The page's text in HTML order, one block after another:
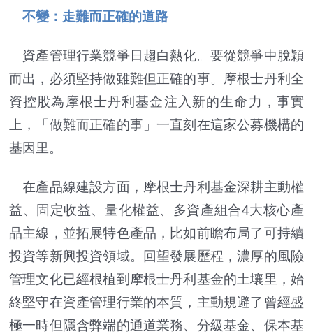
不變：走難而正確的道路
資產管理行業競爭日趨白熱化。要從競爭中脫穎
而出，必須堅持做雖難但正確的事。摩根士丹利全
資控股為摩根士丹利基金注入新的生命力，事實
上，「做難而正確的事」一直刻在這家公募機構的
基因里。
在產品線建設方面，摩根士丹利基金深耕主動權
益、固定收益、量化權益、多資產組合4大核心產
品主線，並拓展特色產品，比如前瞻布局了可持續
投資等新興投資領域。回望發展歷程，濃厚的風險
管理文化已經根植到摩根士丹利基金的土壤里，始
終堅守在資產管理行業的本質，主動規避了曾經盛
極一時但隱含弊端的通道業務、分級基金、保本基